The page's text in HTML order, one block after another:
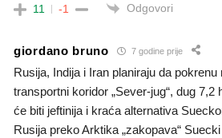
11 -1 Odgovori
giordano bruno 7 godine prije
Rusija, Indija i Iran planiraju da pokrenu
transportni koridor „Sever-jug“, dug 7,2
će biti jeftinija i kraća alternativa
Rusija preko Arktika „zakopava“